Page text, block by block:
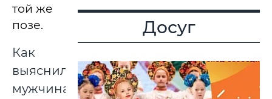
той же
позе.
Как
выяснилось,
мужчина
Досуг